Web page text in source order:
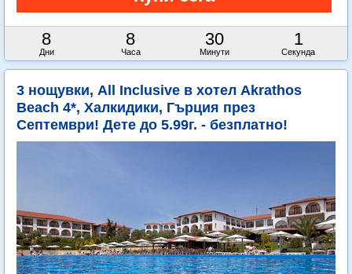
8
Дни
8
Часа
29
Минути
59
Секунди
3 нощувки, All Inclusive в хотел Akrathos
Beach 4*, Халкидики, Гърция през
Септември! Дете до 5.99г. - безплатно!